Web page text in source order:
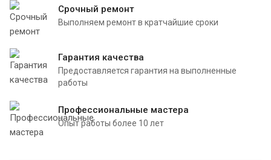
Срочный ремонт
Выполняем ремонт в кратчайшие сроки
Гарантия качества
Предоставляется гарантия на выполненные
работы
Профессиональные мастера
Опыт работы более 10 лет